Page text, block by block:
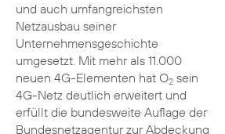
und auch umfangreichsten
Netzausbau seiner
Unternehmensgeschichte
umgesetzt. Mit mehr als 11.000
neuen 4G-Elementen hat O2sein
4G-Netz deutlich erweitert und
erfüllt die bundesweite Auflage der
Bundesnetzagentur zur Abdeckung